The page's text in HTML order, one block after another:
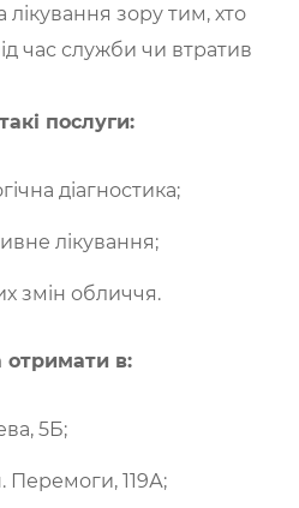
зору тим, хто
час служби чи втратив
послуги:
діагностика;
лікування;
змін обличчя.
в:
5Б;
Перемоги, 119А;